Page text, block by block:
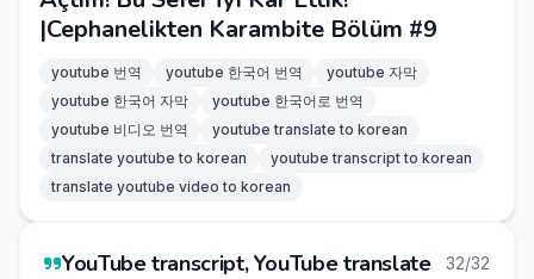
|Cephanelikten Karambite Bölüm #9
youtube 번역 youtube 한국어 번역
youtube 자막
youtube 한국어 자막
youtube 한국어로 번역
youtube 비디오 번역
youtube translate to korean
translate youtube to korean
youtube transcript to korean
translate youtube video to korean
YouTube transcript, YouTube translate 32/32